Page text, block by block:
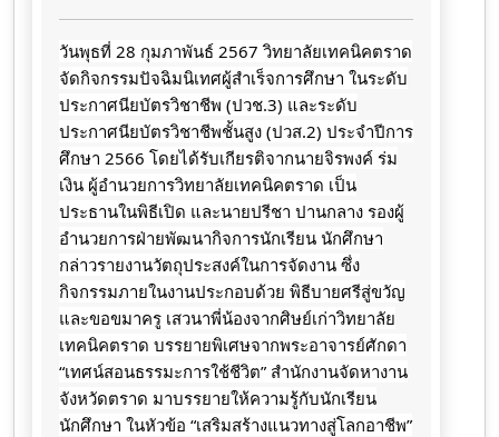
วันพุธที่ 28 กุมภาพันธ์ 2567 วิทยาลัยเทคนิคตราด
จัดกิจกรรมปัจฉิมนิเทศผู้สำเร็จการศึกษา ในระดับ
ประกาศนียบัตรวิชาชีพ (ปวช.3) และระดับ
ประกาศนียบัตรวิชาชีพชั้นสูง (ปวส.2) ประจำปีการ
ศึกษา 2566 โดยได้รับเกียรติจากนายจิรพงค์ ร่ม
เงิน ผู้อำนวยการวิทยาลัยเทคนิคตราด เป็น
ประธานในพิธีเปิด และนายปรีชา ปานกลาง รองผู้
อำนวยการฝ่ายพัฒนากิจการนักเรียน นักศึกษา
กล่าวรายงานวัตถุประสงค์ในการจัดงาน ซึ่ง
กิจกรรมภายในงานประกอบด้วย พิธีบายศรีสู่ขวัญ
และขอขมาครู เสวนาพี่น้องจากศิษย์เก่าวิทยาลัย
เทคนิคตราด บรรยายพิเศษจากพระอาจารย์ศักดา
“เทศน์สอนธรรมะการใช้ชีวิต” สำนักงานจัดหางาน
จังหวัดตราด มาบรรยายให้ความรู้กับนักเรียน
นักศึกษา ในหัวข้อ “เสริมสร้างแนวทางสู่โลกอาชีพ”